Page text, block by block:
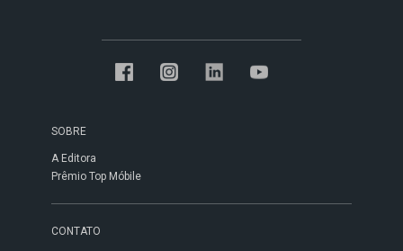
SOBRE
A Editora
Prêmio Top Móbile
CONTATO